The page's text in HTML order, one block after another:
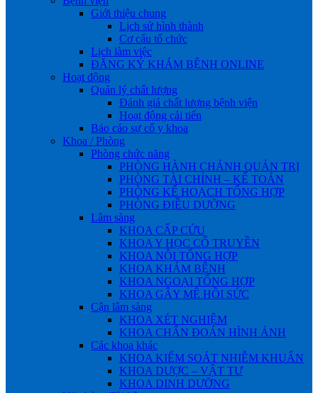
Giới thiệu chung
Lịch sử hình thành
Cơ cấu tổ chức
Lịch làm việc
ĐĂNG KÝ KHÁM BỆNH ONLINE
Hoạt động
Quản lý chất lượng
Đánh giá chất lượng bệnh viện
Hoạt động cải tiến
Báo cáo sự cố y khoa
Khoa / Phòng
Phòng chức năng
PHÒNG HÀNH CHÁNH QUẢN TRỊ
PHÒNG TÀI CHÍNH – KẾ TOÁN
PHÒNG KẾ HOẠCH TỔNG HỢP
PHÒNG ĐIỀU DƯỠNG
Lâm sàng
KHOA CẤP CỨU
KHOA Y HỌC CỔ TRUYỀN
KHOA NỘI TỔNG HỢP
KHOA KHÁM BỆNH
KHOA NGOẠI TỔNG HỢP
KHOA GÂY MÊ HỒI SỨC
Cận lâm sàng
KHOA XÉT NGHIỆM
KHOA CHẨN ĐOÁN HÌNH ẢNH
Các khoa khác
KHOA KIỂM SOÁT NHIỄM KHUẨN
KHOA DƯỢC – VẬT TƯ
KHOA DINH DƯỠNG